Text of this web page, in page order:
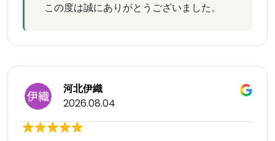
この度は誠にありがとうございました。
河北伊織
2026.08.04